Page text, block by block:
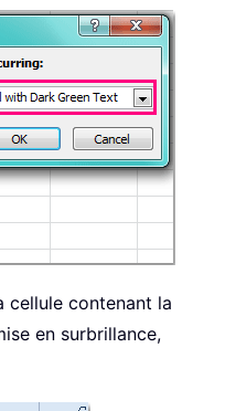
cellule contenant la
en surbrillance,